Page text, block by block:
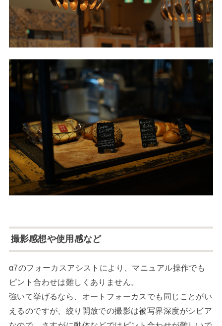
撮影感想や使用感など
α7のフォーカスアシストにより、マニュアル操作でも
ピント合わせは難しくありません。
強いて挙げるなら、オートフォーカスでも同じことがい
えるのですが、絞り開放での撮影は被写界深度がシビア